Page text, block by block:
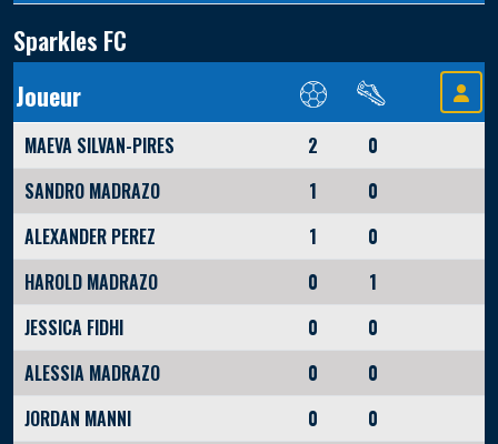
Sparkles FC
Joueur
MAEVA SILVAN-PIRES 2
0
SANDRO MADRAZO
1
0
ALEXANDER PEREZ
1
0
HAROLD MADRAZO
0
1
JESSICA FIDHI
0
0
ALESSIA MADRAZO
0
0
JORDAN MANNI
0
0